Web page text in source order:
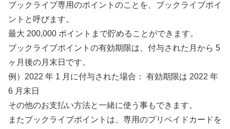
ブックライブ専用のポイントのことを、ブックライブポイ
ントと呼びます。
最大 200,000 ポイントまで貯めることができます。
ブックライブポイントの有効期限は、付与された月から 5
ヶ月後の月末日です。
例）2022 年 1 月に付与された場合： 有効期限は 2022 年
6 月末日
その他のお支払い方法と一緒に使う事もできます。
またブックライブポイントは、専用のプリペイドカードを